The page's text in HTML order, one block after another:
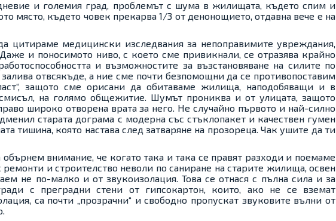
и големия град, проблемът с шума в жилищата, където спим и
място, където човек прекарва 1/3 от денонощието, отдавна вече е на
цитираме медицински изследвания за непоправимите увреждания,
и поносимото ниво, с което сме привикнали, се отразява крайно
и възможностите за възстановяване на силите по
отвсякъде, а ние сме почти безпомощни да се противопоставим
защото сме орисани да обитаваме жилища, наподобяващи и в
на голямо общежитие. Шумът прониква и от улицата, защото
широко отворена врата за него. Не случайно първото и най-силно
старата дограма с модерна със стъклопакет и качествен гумен
тишина, която настава след затваряне на прозореца. Чак ушите да ти
внимание, че когато така и така се правят разходи и поемаме
и строителство неволи по саниране на старите жилища, освен
не по-малко и от звукоизолация. Това се отнася с пълна сила и за
с преградни стени от гипсокартон, които, ако не се вземат
са почти „прозрачни“ и свободно пропускат звуковите вълни от